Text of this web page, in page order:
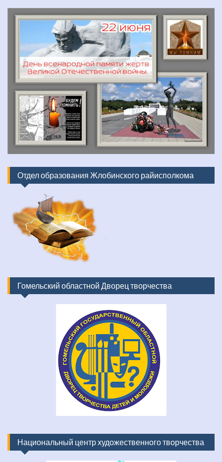
Отдел образования Жлобинского райисполкома
Гомельский областной Дворец творчества
Национальный центр художественного творчества